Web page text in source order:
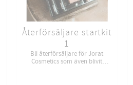
Återförsäljare startkit
1
Bli återförsäljare för Jorat
Cosmetics som även blivit